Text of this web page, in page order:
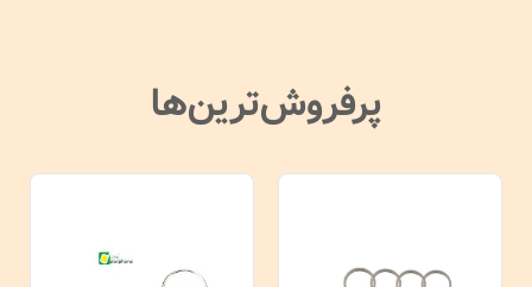
پرفروش‌ترین‌ها